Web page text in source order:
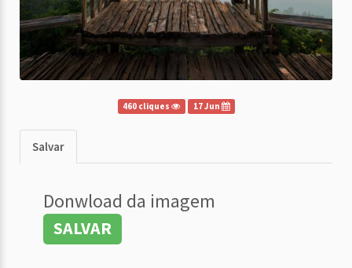
460 cliques 17 Jun
Salvar
Donwload da imagem
SALVAR